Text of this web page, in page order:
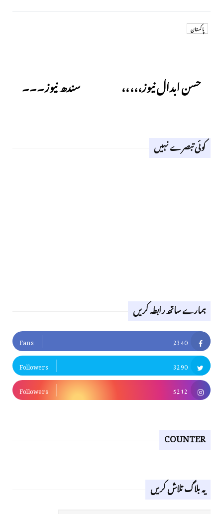
پاکستان
حسن ابدال نیوز،،،،، سندھ نیوز۔۔۔
کوئی تبصرے نہیں
ہمارے ساتھ رابطہ کریں
2340
Fans
3290
Followers
5212
Followers
COUNTER
یہ بلاگ تلاش کریں